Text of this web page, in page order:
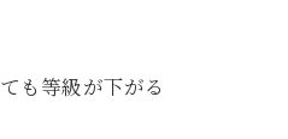
も等級が下がる